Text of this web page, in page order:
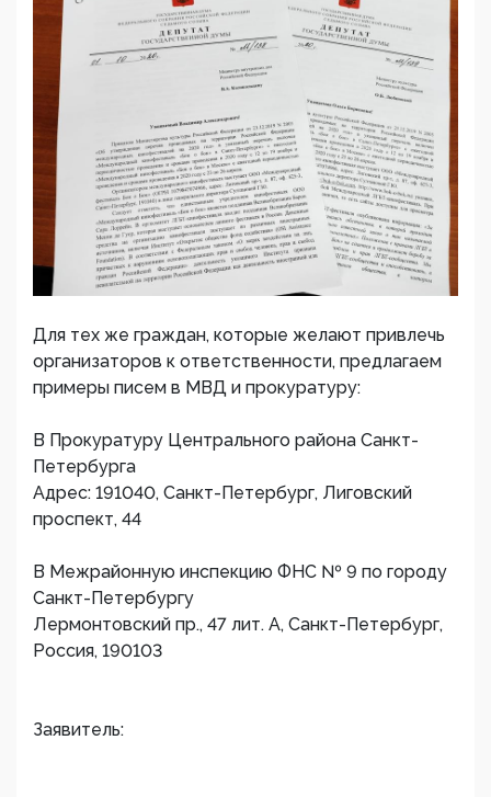
Для тех же граждан, которые желают привлечь
организаторов к ответственности, предлагаем
примеры писем в МВД и прокуратуру:
В Прокуратуру Центрального района Санкт-
Петербурга
Адрес: 191040, Санкт-Петербург, Лиговский
проспект, 44
В Межрайонную инспекцию ФНС № 9 по городу
Санкт-Петербургу
Лермонтовский пр., 47 лит. А, Санкт-Петербург,
Россия, 190103
Заявитель: